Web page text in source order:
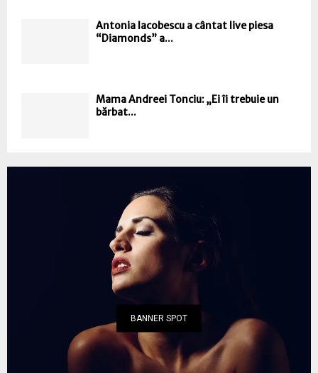
Antonia Iacobescu a cântat live piesa
“Diamonds” a...
Mama Andreei Tonciu: „Ei îi trebuie un
bărbat...
BANNER SPOT